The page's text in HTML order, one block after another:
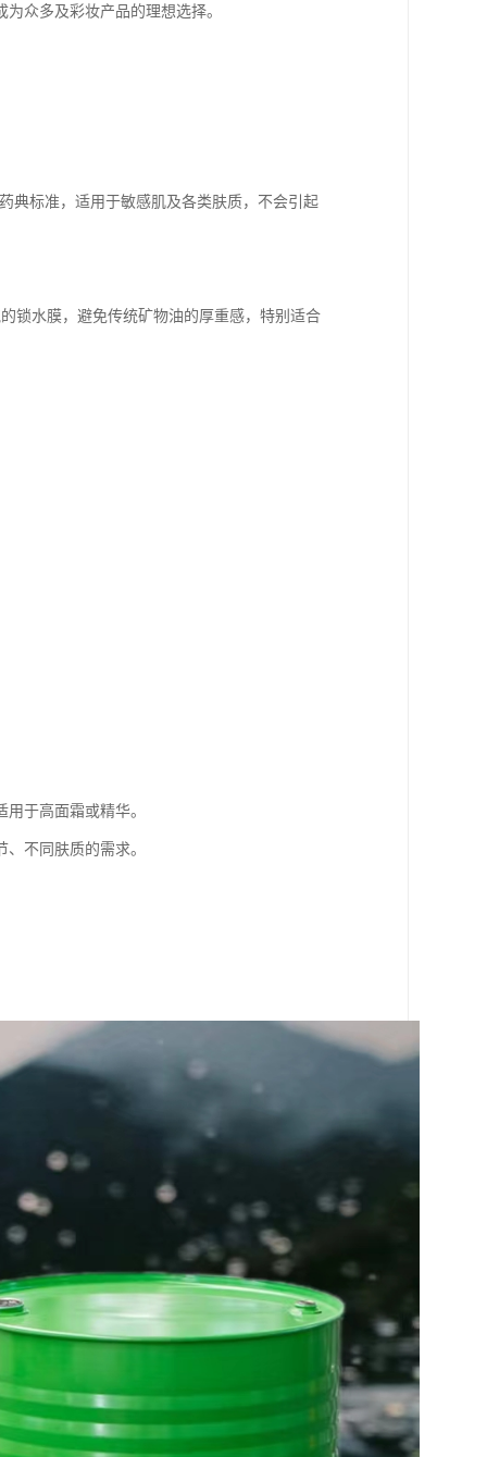
众多及彩妆产品的理想选择。
典标准，适用于敏感肌及各类肤质，不会引起
锁水膜，避免传统矿物油的厚重感，特别适合
于高面霜或精华。
不同肤质的需求。